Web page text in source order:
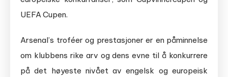
UEFA Cupen.
Arsenal’s troféer og prestasjoner er en påminnelse
om klubbens rike arv og dens evne til å konkurrere
på det høyeste nivået av engelsk og europeisk